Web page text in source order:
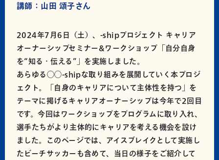
講師：山田 頌子さん
2024年7月6日（土）、-shipプロジェクト キャリア
オーナーシップセミナー&ワークショップ「自分自身
を“知る・伝える”」を実施しました。
あらゆる◯◯-shipな取り組みを展開していく本プロジ
ェクト。「自身のキャリアについて主体性を持つ」を
テーマに掲げるキャリアオーナーシップは今年で2回目
です。今回はワークショップをプログラムに取り入れ、
選手たちがより主体的にキャリアを考える機会を設け
ました。このページでは、アイスブレイクとして実施し
たビーチサッカーも含めて、当日の様子をご紹介して